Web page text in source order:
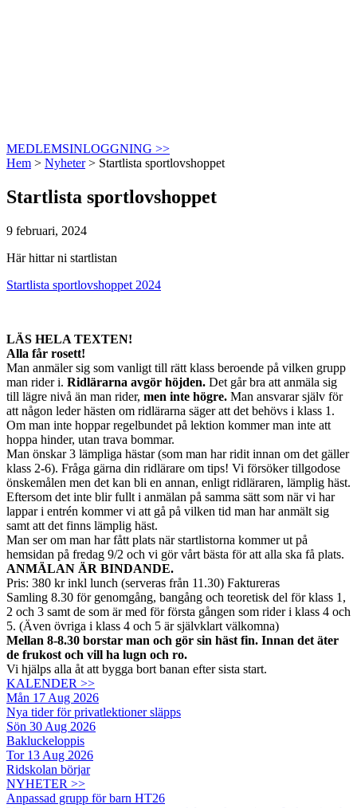
MEDLEMSINLOGGNING >>
Hem > Nyheter> Startlista sportlovshoppet
Startlista sportlovshoppet
9 februari, 2024
Här hittar ni startlistan
Startlista sportlovshoppet 2024
LÄS HELA TEXTEN!
Alla får rosett!
Man anmäler sig som vanligt till rätt klass beroende på vilken grupp
man rider i. Ridlärarna avgör höjden. Det går bra att anmäla sig
till lägre nivå än man rider, men inte högre. Man ansvarar själv för
att någon leder hästen om ridlärarna säger att det behövs i klass 1.
Om man inte hoppar regelbundet på lektion kommer man inte att
hoppa hinder, utan trava bommar.
Man önskar 3 lämpliga hästar (som man har ridit innan om det gäller
klass 2-6). Fråga gärna din ridlärare om tips! Vi försöker tillgodose
önskemålen men det kan bli en annan, enligt ridläraren, lämplig häst.
Eftersom det inte blir fullt i anmälan på samma sätt som när vi har
lappar i entrén kommer vi att gå på vilken tid man har anmält sig
samt att det finns lämplig häst.
Man ser om man har fått plats när startlistorna kommer ut på
hemsidan på fredag 9/2 och vi gör vårt bästa för att alla ska få plats.
ANMÄLAN ÄR BINDANDE.
Pris: 380 kr inkl lunch (serveras från 11.30) Faktureras
Samling 8.30 för genomgång, bangång och teoretisk del för klass 1,
2 och 3 samt de som är med för första gången som rider i klass 4 och
5. (Även övriga i klass 4 och 5 är självklart välkomna)
Mellan 8-8.30 borstar man och gör sin häst fin. Innan det äter
de frukost och vill ha lugn och ro.
Vi hjälps alla åt att bygga bort banan efter sista start.
KALENDER >>
Mån 17 Aug 2026
Nya tider för privatlektioner släpps
Sön 30 Aug 2026
Bakluckeloppis
Tor 13 Aug 2026
Ridskolan börjar
NYHETER >>
Anpassad grupp för barn HT26